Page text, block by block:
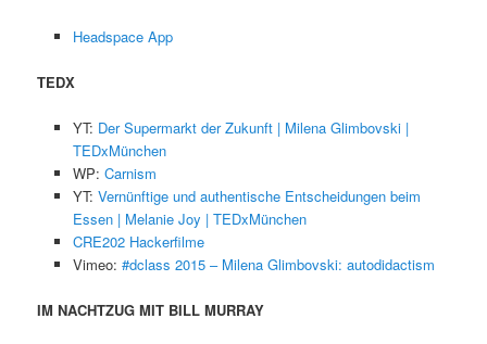
Headspace App
TEDX
YT: Der Supermarkt der Zukunft | Milena Glimbovski |
TEDxMünchen
WP: Carnism
YT: Vernünftige und authentische Entscheidungen beim
Essen | Melanie Joy | TEDxMünchen
CRE202 Hackerfilme
Vimeo: #dclass 2015 – Milena Glimbovski: autodidactism
IM NACHTZUG MIT BILL MURRAY